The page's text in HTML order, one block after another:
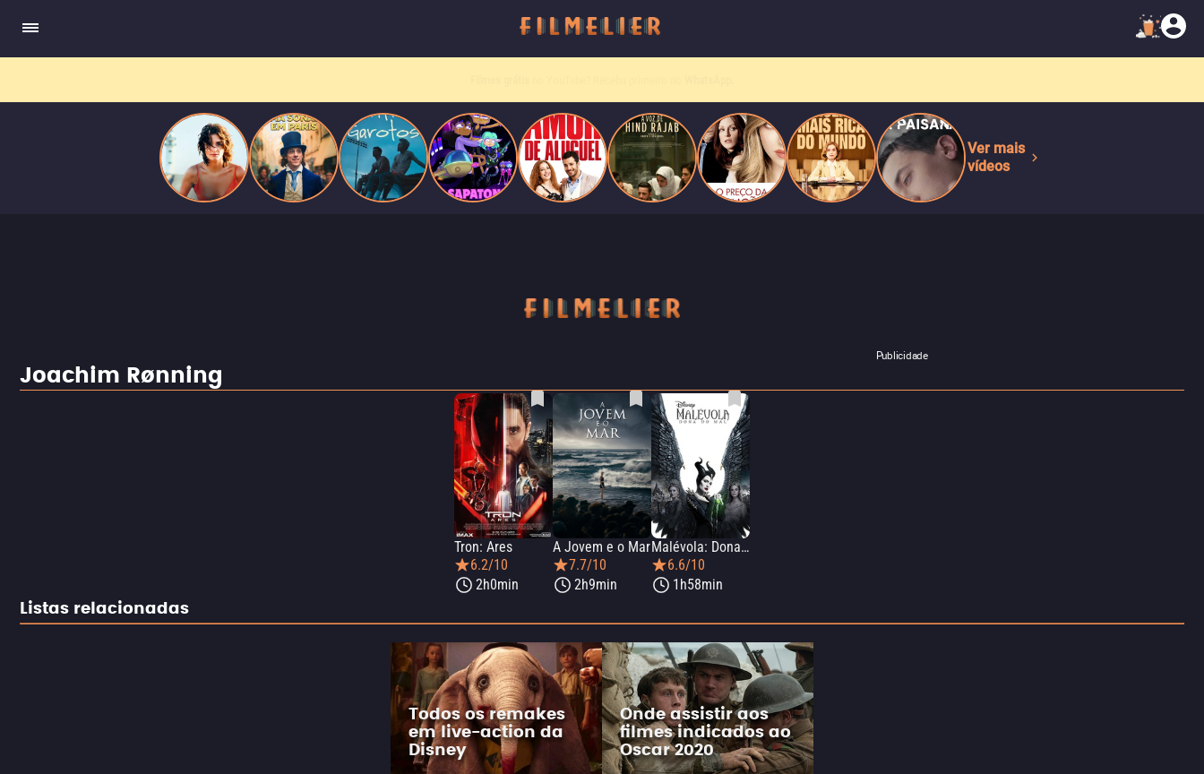
Ver mais
vídeos
Publicidade
Joachim Rønning
Tron: Ares
6.2/10
2h0min
A Jovem e o Mar
7.7/10
2h9min
Malévola: Dona do Mal
6.6/10
1h58min
Listas relacionadas
Todos os remakes
em live-action da
Disney
Onde assistir aos
filmes indicados ao
Oscar 2020